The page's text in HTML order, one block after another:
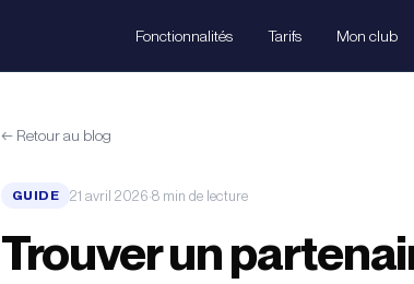
Fonctionnalités Tarifs Mon club
← Retour au blog
GUIDE 21 avril 2026·8 minde lecture
Trouver un